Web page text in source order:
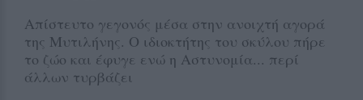
Απίστευτο γεγονός μέσα στην ανοιχτή αγορά
της Μυτιλήνης. Ο ιδιοκτήτης του σκύλου πήρε
το ζώο και έφυγε ενώ η Αστυνομία... περί
άλλων τυρβάζει